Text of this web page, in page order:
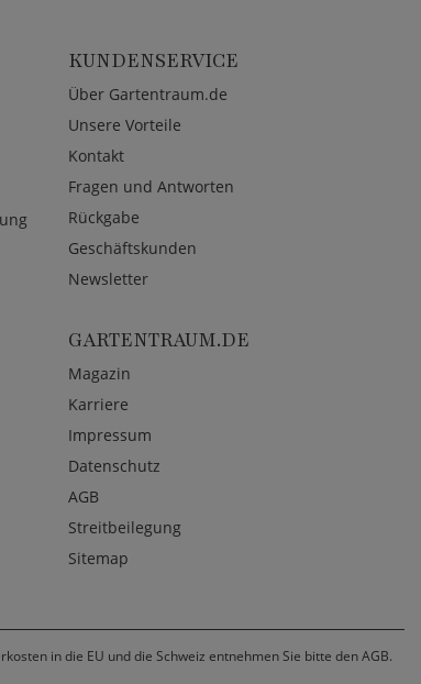
KUNDENSERVICE
Über Gartentraum.de
Unsere Vorteile
Kontakt
Fragen und Antworten
Rückgabe
Geschäftskunden
Newsletter
GARTENTRAUM.DE
Magazin
Karriere
Impressum
Datenschutz
AGB
Streitbeilegung
Sitemap
in die EU und die Schweiz entnehmen Sie bitte den AGB.